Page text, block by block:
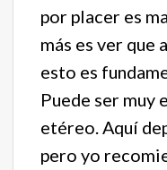
por placer es
más es ver que
esto es
Puede ser muy
etéreo. Aquí
pero yo